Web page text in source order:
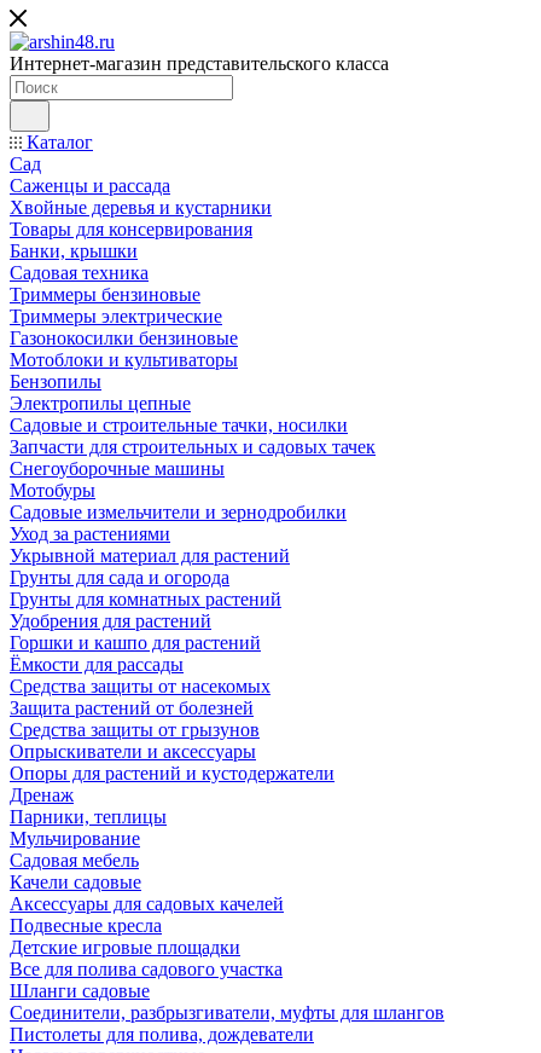
Интернет-магазин представительского класса
Каталог
Сад
Саженцы и рассада
Хвойные деревья и кустарники
Товары для консервирования
Банки, крышки
Садовая техника
Триммеры бензиновые
Триммеры электрические
Газонокосилки бензиновые
Мотоблоки и культиваторы
Бензопилы
Электропилы цепные
Садовые и строительные тачки, носилки
Запчасти для строительных и садовых тачек
Снегоуборочные машины
Мотобуры
Садовые измельчители и зернодробилки
Уход за растениями
Укрывной материал для растений
Грунты для сада и огорода
Грунты для комнатных растений
Удобрения для растений
Горшки и кашпо для растений
Ёмкости для рассады
Средства защиты от насекомых
Защита растений от болезней
Средства защиты от грызунов
Опрыскиватели и аксессуары
Опоры для растений и кустодержатели
Дренаж
Парники, теплицы
Мульчирование
Садовая мебель
Качели садовые
Аксессуары для садовых качелей
Подвесные кресла
Детские игровые площадки
Все для полива садового участка
Шланги садовые
Соединители, разбрызгиватели, муфты для шлангов
Пистолеты для полива, дождеватели